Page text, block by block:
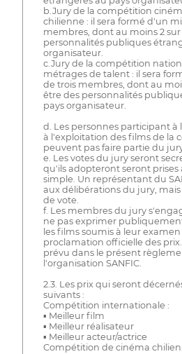
b.Jury de la compétition
chilienne : il sera formé d'un
membres, dont au moins 2
personnalités publiques
organisateur.
c.Jury de la compétition
métrages de talent : il sera
de trois membres, dont au
être des personnalités
pays organisateur.
d. Les personnes participant à
à l'exploitation des films de la
peuvent pas faire partie du
e. Les votes du jury seront
qu'ils adopteront seront prises
simple. Un représentant du
aux délibérations du jury,
de vote.
f. Les membres du jury
ne pas exprimer
les films soumis à leur
proclamation officielle des
prévu dans le présent
l'organisation SANFIC.
2.3. Les prix qui seront
suivants :
Compétition internationale :
▪ Meilleur film
▪ Meilleur réalisateur
▪ Meilleur acteur/actrice
Compétition de cinéma chilien